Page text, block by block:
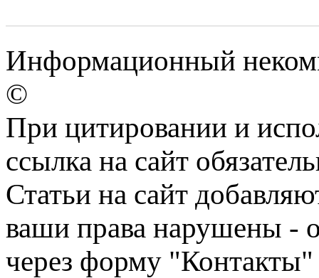
Информационный
©
При цитировании и
ссылка на сайт
Статьи на сайт
ваши права нарушены -
через форму "Контакты"